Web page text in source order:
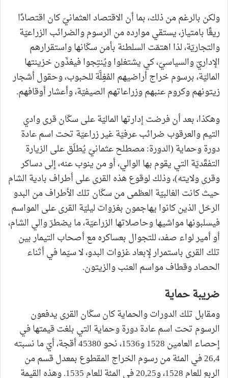
ولكن بالرغم من ذلك، بما أن الاقتصاد العثمانيّ كان اقتصادًا
ريعًّا بامتياز، يستقي موارده من الرسوم والضرائب الزراعيّة
والتجاريّة، لذا اهتمّت السلطنة بأمن سكّانها واستقرارهم
الإداريّ والسياسيّ، كي يشتغلوا ويُنتِجوا فيغذّون خزينتها
الماليّة، برسوم خراج أراضيهم المُغِلَّة للحبوب، وحقول أشجار
زيتونهم وكروم عنبهم وزراعاتهم الصيفيّة، وأعشار أوقافهم.
وهكذا، بعد أن فرضت إدارتها الماليّة على سكّان قرى وادي
التيم والعرقوب ضرائب عرفيّة غير زراعيّة تحت اسم عادة
دورة وحماية (الدورة: مصطلح عثمانيّ يُطلَق على الزيارة
التفقّديّة التي يقوم بها الوالي، أو من ينوب عنه، إلى دساكر
وقرى ولايته)، وذلك لوقوع هذه القرى على أطراف بادية الشام
حيث كانت الغالبيّة العظمى من سكّان تلك الأطراف من البدو
الرحّل الذين كانوا يهاجمون بغزوات ليليّة القرى على المواسم
فيسلبونها مواشيها وحاصلاتها الزراعيّة، ما يضطرّ والي الشام،
أو أمير لواء صفد، للتجوال بعساكره مع أصحاب التيمار بين
تلك القرى باستمرار لإبعاد غزوات البدو، لا سيّما في أثناء
الحصاد وقطاف مواسم العنب والزيتون.
ضريبة حماية
ومقابل تلك الدورات والحماية كان سكّان القرى يدفعون
الرسوم تحت اسم عادة دورة وحماية التي بلغت قيمتها في
إحصاء العامين 1528 و1536، نحو 45380 أقجة، أيّ ما نسبته
26,4 في المئة من رسوم الخراج المقطوع بمعدل قسم من
الربع للعام 1528، و20,25 في المئة للعام 1535. وهذه القيمة